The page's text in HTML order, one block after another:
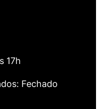
17h
Fechado